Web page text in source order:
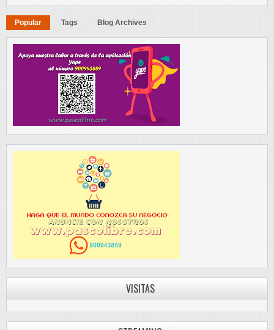
Popular Tags Blog Archives
VISITAS